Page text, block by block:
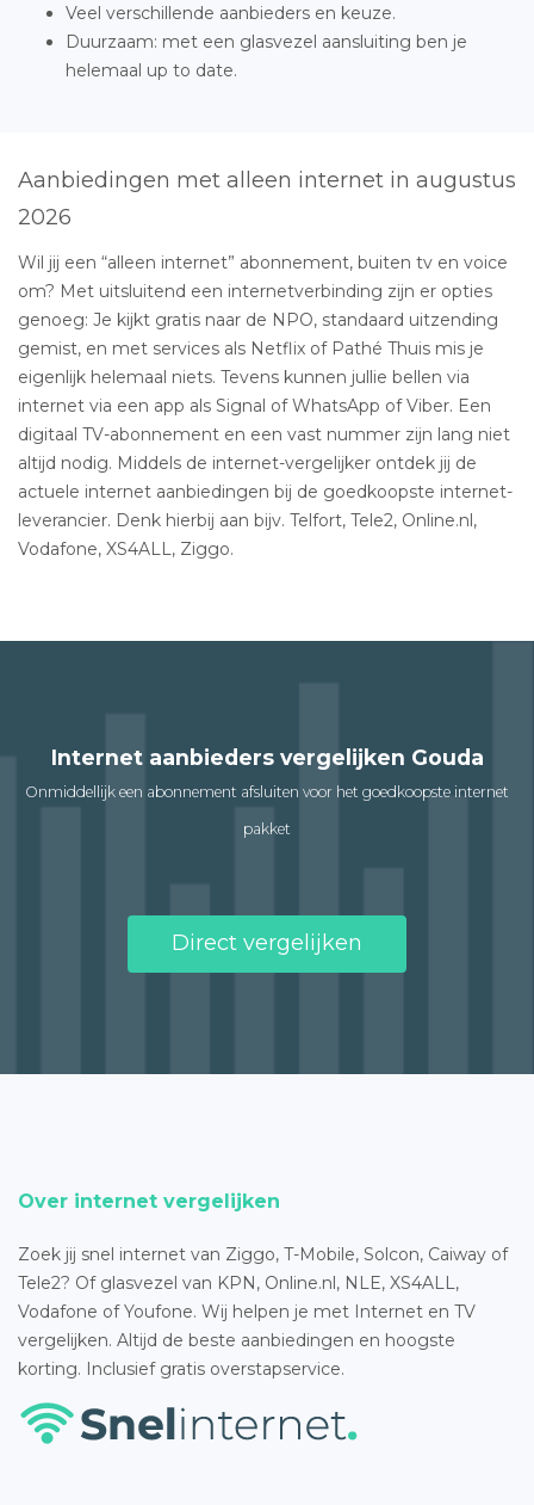
Veel verschillende aanbieders en keuze.
Duurzaam: met een glasvezel aansluiting ben je
helemaal up to date.
Aanbiedingen met alleen internet in augustus
2026
Wil jij een “alleen internet” abonnement, buiten tv en voice
om? Met uitsluitend een internetverbinding zijn er opties
genoeg: Je kijkt gratis naar de NPO, standaard uitzending
gemist, en met services als Netflix of Pathé Thuis mis je
eigenlijk helemaal niets. Tevens kunnen jullie bellen via
internet via een app als Signal of WhatsApp of Viber. Een
digitaal TV-abonnement en een vast nummer zijn lang niet
altijd nodig. Middels de internet-vergelijker ontdek jij de
actuele internet aanbiedingen bij de goedkoopste internet-
leverancier. Denk hierbij aan bijv. Telfort, Tele2, Online.nl,
Vodafone, XS4ALL, Ziggo.
Internet aanbieders vergelijken Gouda
Onmiddellijk een abonnement afsluiten voor het goedkoopste internet
pakket
Direct vergelijken
Over internet vergelijken
Zoek jij snel internet van Ziggo, T-Mobile, Solcon, Caiway of
Tele2? Of glasvezel van KPN, Online.nl, NLE, XS4ALL,
Vodafone of Youfone. Wij helpen je met Internet en TV
vergelijken. Altijd de beste aanbiedingen en hoogste
korting. Inclusief gratis overstapservice.